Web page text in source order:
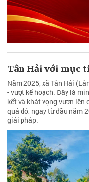
Tân Hải với mục
Năm 2025, xã Tân Hải
- vượt kế hoạch. Đây là
kết và khát vọng vươn lên
quả đó, ngay từ đầu năm
giải pháp.